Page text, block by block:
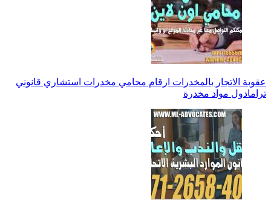
عقوبة الاتجار بالمخدرات ارقام محامي مخدرات استشاري قانوني
ترامادول مواد مخدرة